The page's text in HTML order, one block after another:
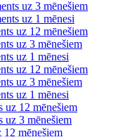
uz 3 mēnešiem
uz 1 mēnesi
uz 12 mēnešiem
uz 3 mēnešiem
uz 1 mēnesi
uz 12 mēnešiem
uz 3 mēnešiem
uz 1 mēnesi
uz 12 mēnešiem
uz 3 mēnešiem
12 mēnešiem